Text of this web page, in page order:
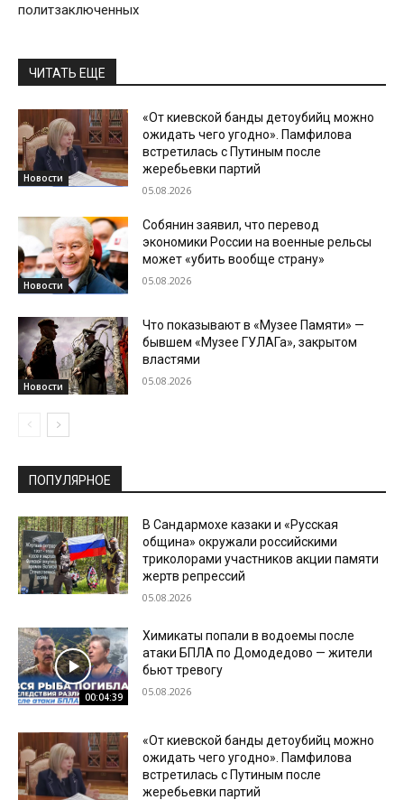
политзаключенных
ЧИТАТЬ ЕЩЕ
Новости
«От киевской банды детоубийц можно
ожидать чего угодно». Памфилова
встретилась с Путиным после
жеребьевки партий
05.08.2026
Новости
Собянин заявил, что перевод
экономики России на военные рельсы
может «убить вообще страну»
05.08.2026
Новости
Что показывают в «Музее Памяти» —
бывшем «Музее ГУЛАГа», закрытом
властями
05.08.2026
ПОПУЛЯРНОЕ
В Сандармохе казаки и «Русская
община» окружали российскими
триколорами участников акции памяти
жертв репрессий
05.08.2026
00:04:39
Химикаты попали в водоемы после
атаки БПЛА по Домодедово — жители
бьют тревогу
05.08.2026
«От киевской банды детоубийц можно
ожидать чего угодно». Памфилова
встретилась с Путиным после
жеребьевки партий